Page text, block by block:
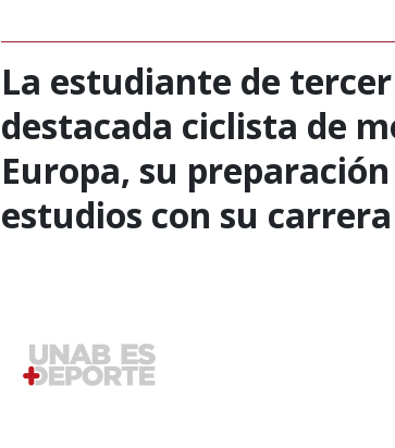
La estudiante de
destacada ciclista de
Europa, su
estudios con su